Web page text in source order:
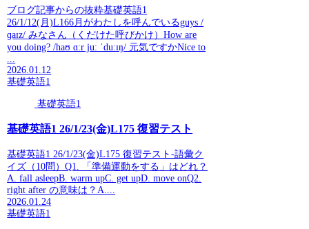
ブログ記事からの抜粋基礎英語1
26/1/12(月)L166月がわたしを呼んでいるguys /
ɡaɪz/ みなさん（くだけた呼びかけ）How are
you doing? /haʊ ɑːr juː ˈduːɪŋ/ 元気ですかNice to
2026.01.12
基礎英語1
基礎英語1
基礎英語1 26/1/23(金)L175 復習テスト
基礎英語1 26/1/23(金)L175 復習テスト-語彙ク
イズ（10問）Q1. 「準備運動をする」はどれ？
A. fall asleepB. warm upC. get upD. move onQ2.
right after の意味は？A....
2026.01.24
基礎英語1